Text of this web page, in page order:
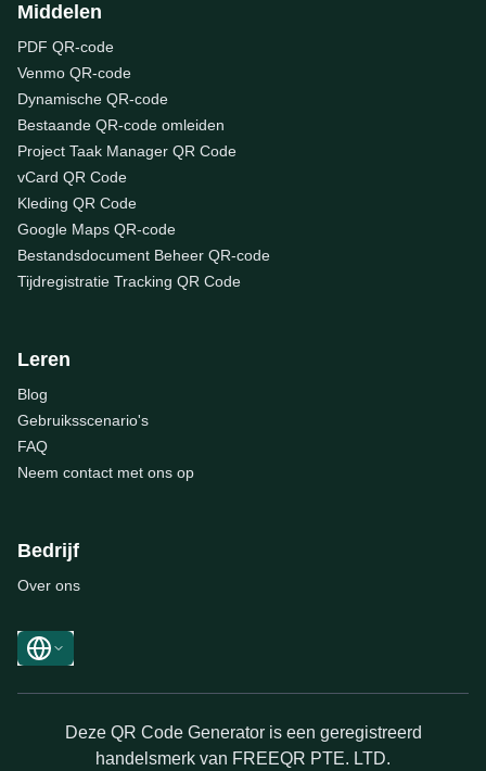
Middelen
PDF QR-code
Venmo QR-code
Dynamische QR-code
Bestaande QR-code omleiden
Project Taak Manager QR Code
vCard QR Code
Kleding QR Code
Google Maps QR-code
Bestandsdocument Beheer QR-code
Tijdregistratie Tracking QR Code
Leren
Blog
Gebruiksscenario's
FAQ
Neem contact met ons op
Bedrijf
Over ons
Deze QR Code Generator is een geregistreerd
handelsmerk van FREEQR PTE. LTD.